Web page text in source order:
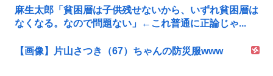
麻生太郎「貧困層は子供残せないから、いずれ貧困層は
なくなる。なので問題ない」←これ普通に正論じゃ...
【画像】片山さつき（67）ちゃんの防災服www